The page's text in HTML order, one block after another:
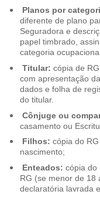
Planos por
diferente de plano
Seguradora e
papel timbrado,
categoria
Titular: cópia de
com apresentação
dados e folha de
do titular.
Cônjuge ou
casamento ou
Filhos: cópia do
nascimento;
Enteados: cópia do
RG (se menor de 18
declaratória lavrada